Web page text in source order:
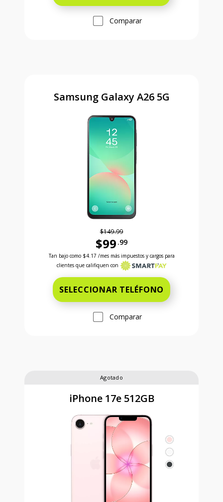
Comparar
Samsung Galaxy A26 5G
$149.99
$99 .99
Antes el precio era 149 dollars and 99 cents
Tan bajo como $4.17 /mes más impuestos y cargos para
clientes que califiquen con
SELECCIONAR TELÉFONO
Comparar
Agotado
iPhone 17e 512GB